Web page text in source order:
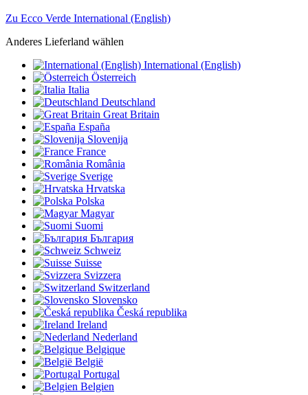
Zu Ecco Verde International (English)
Anderes Lieferland wählen
International (English)
Österreich
Italia
Deutschland
Great Britain
España
Slovenija
France
România
Sverige
Hrvatska
Polska
Magyar
Suomi
България
Schweiz
Suisse
Svizzera
Switzerland
Slovensko
Česká republika
Ireland
Nederland
Belgique
België
Portugal
Belgien